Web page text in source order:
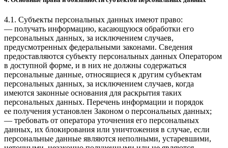
4.1. Субъекты персональных данных имеют право:
— получать информацию, касающуюся обработки его
персональных данных, за исключением случаев,
предусмотренных федеральными законами. Сведения
предоставляются субъекту персональных данных Оператором
в доступной форме, и в них не должны содержаться
персональные данные, относящиеся к другим субъектам
персональных данных, за исключением случаев, когда
имеются законные основания для раскрытия таких
персональных данных. Перечень информации и порядок
ее получения установлен Законом о персональных данных;
— требовать от оператора уточнения его персональных
данных, их блокирования или уничтожения в случае, если
персональные данные являются неполными, устаревшими,